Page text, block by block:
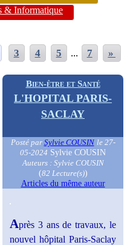
& Informatique
3 4 5 ... 7 »
Bien-être et Santé
L'HOPITAL PARIS-
SACLAY
Posté par Sylvie COUSIN le 27-
05-2024 Sylvie COUSIN
Auteurs : Sylvie COUSIN
(82 Lecture(s))
Articles du même auteur
Après 3 ans de travaux, le
nouvel hôpital Paris-Saclay